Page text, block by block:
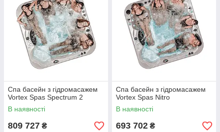
Спа басейн з гідромасажем
Vortex Spas Spectrum 2
В наявності
809 727 ₴
Спа басейн з гідромасажем
Vortex Spas Nitro
В наявності
693 702 ₴